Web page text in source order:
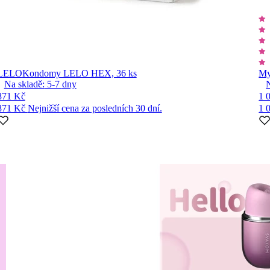
Kondomy LELO HEX, 36 ks
Na skladě: 5-7 dny
Kč
Kč Nejnižší cena za posledních 30 dní.
1
1